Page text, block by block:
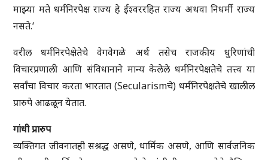
माझ्या मते धर्मनिरपेक्ष राज्य हे ईश्वररहित राज्य अथवा निधर्मी राज्य
नसते.‘
वरील धर्मनिरपेक्षेतेचे वेगवेगळे अर्थ तसेच राजकीय धुरिणांची
विचारप्रणाली आणि संविधानाने मान्य केलेले धर्मनिरपेक्षतेचे तत्त्व या
सर्वांचा विचार करता भारतात (Secularismचे) धर्मनिरपेक्षतेचे खालील
प्रारुपे आढळून येतात.
गांधी प्रारुप
व्यक्तिगत जीवनातही सश्रद्ध असणे, धार्मिक असणे, आणि सार्वजनिक